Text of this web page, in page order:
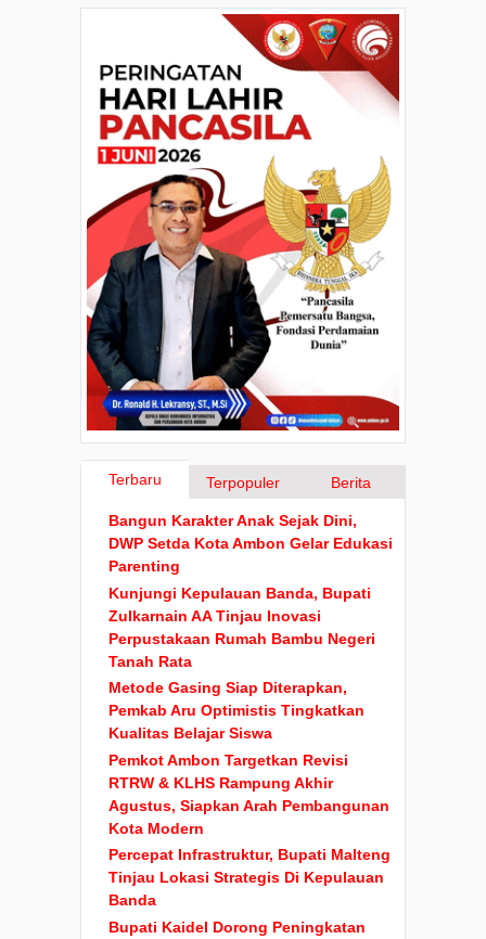
Terbaru Terpopuler Berita
Bangun Karakter Anak Sejak Dini,
DWP Setda Kota Ambon Gelar Edukasi
Parenting
Kunjungi Kepulauan Banda, Bupati
Zulkarnain AA Tinjau Inovasi
Perpustakaan Rumah Bambu Negeri
Tanah Rata
Metode Gasing Siap Diterapkan,
Pemkab Aru Optimistis Tingkatkan
Kualitas Belajar Siswa
Pemkot Ambon Targetkan Revisi
RTRW & KLHS Rampung Akhir
Agustus, Siapkan Arah Pembangunan
Kota Modern
Percepat Infrastruktur, Bupati Malteng
Tinjau Lokasi Strategis Di Kepulauan
Banda
Bupati Kaidel Dorong Peningkatan